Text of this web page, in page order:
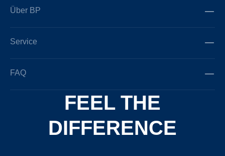
Über BP
Service
FAQ
FEEL THE
DIFFERENCE